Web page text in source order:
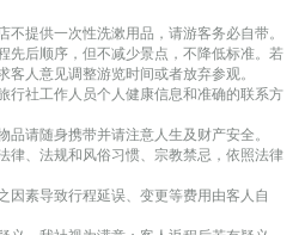
提供一次性洗漱用品，请游客务必自带。
先后顺序，但不减少景点，不降低标准。若
人意见调整游览时间或者放弃参观。
行社工作人员个人健康信息和准确的联系方
请随身携带并请注意人生及财产安全。
律、法规和风俗习惯、宗教禁忌，依照法律
素导致行程延误、变更等费用由客人自